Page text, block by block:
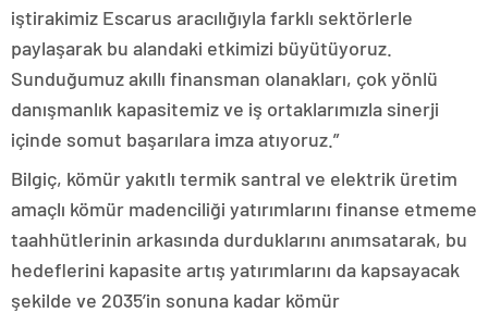
iştirakimiz Escarus aracılığıyla farklı sektörlerle
paylaşarak bu alandaki etkimizi büyütüyoruz.
Sunduğumuz akıllı finansman olanakları, çok yönlü
danışmanlık kapasitemiz ve iş ortaklarımızla sinerji
içinde somut başarılara imza atıyoruz.”
Bilgiç, kömür yakıtlı termik santral ve elektrik üretim
amaçlı kömür madenciliği yatırımlarını finanse etmeme
taahhütlerinin arkasında durduklarını anımsatarak, bu
hedeflerini kapasite artış yatırımlarını da kapsayacak
şekilde ve 2035’in sonuna kadar kömür